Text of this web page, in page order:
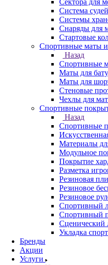
Сектора для
Система
Системы
Снаряды для
Стартовые
Спортивные маты
Назад
Спортивные
Маты для
Маты для
Стеновые
Чехлы для
Спортивные
Назад
Спортивные
Материалы
Модульное
Покрытие
Разметка
Резиновая
Резиновое
Резиновое
Спортивный
Спортивный
Сценический
Укладка
Бренды
Акции
Услуги